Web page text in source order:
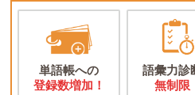
単語帳への
登録数増加！
語彙力診
無制限